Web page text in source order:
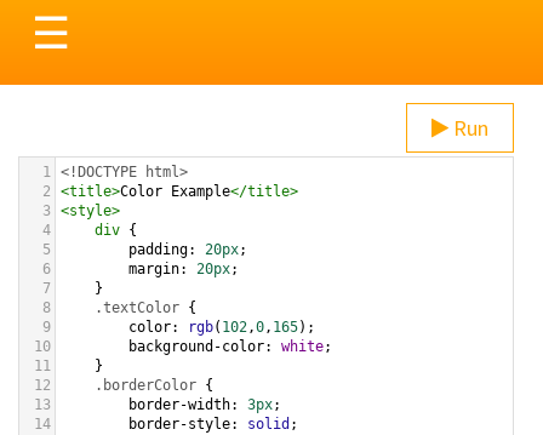
Toggle
navigation
☰
Run
1 <!DOCTYPE html>
2
<title>Color Example</title>
3 <style>
4
div {
5
padding: 20px;
6
margin: 20px;
7
}
8
.textColor {
9
color: rgb( 102,0, 165);
10
background-color: white;
11
}
12
.borderColor {
13
border-width: 3px;
14
border-style: solid ;